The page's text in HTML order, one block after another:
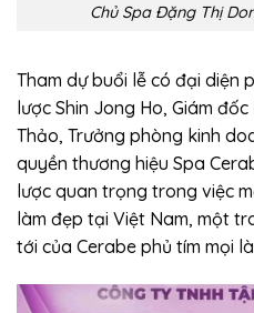
Chủ Spa Đặng Thị
Tham dự buổi lễ có đại diện
lược Shin Jong Ho, Giám
Thảo, Trưởng phòng kinh
quyền thương hiệu Spa
lược quan trọng trong việc
làm đẹp tại Việt Nam, một
tới của Cerabe phủ tím mọi